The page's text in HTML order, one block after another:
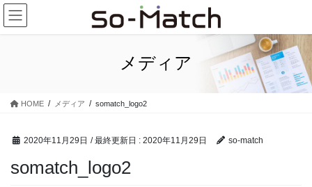
コ
ン
ナ
ビ
メディア
HOME メディア somatch_logo2
2020年11月29日 / 最終更新日 : 2020年11月29日 so-match
somatch_logo2